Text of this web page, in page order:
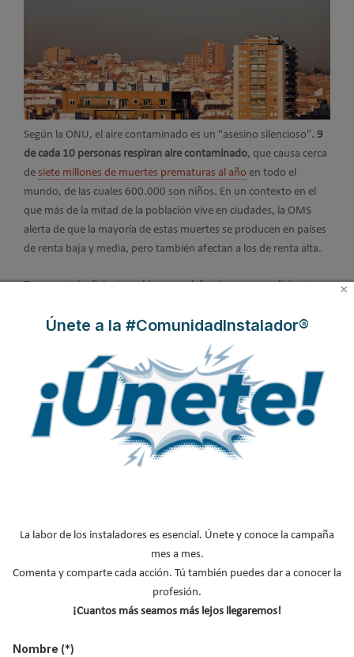
Según la ONU, el aire contaminado es un "asesino silencioso". 9
de cada 10 personas respiran aire contaminado, que causa cerca
de siete millones de muertes prematuras al año en todo el
mundo, de las cuales 600.000 son niños. En un contexto en el
que más de la mitad de la población vive en ciudades, la OMS
alerta de que la mayoría de estas muertes se producen en países
de renta baja y media, pero también afectan a los de renta alta.
Transporte ineficiente, calderas y calefacciones poco eficientes,
principales focos de contaminación urbanos.El aire de baja
calidad es una de las causas de enfermedades crónicas graves
como el asma, los problemas cardiovasculares y el cáncer de
pulmón.
Leer más ...
virus con unidades de
tratamiento de aire con
intercambiador rotativo
Publicado en Ventilación y CAI 08 Mar 2022
×
Únete a la #ComunidadInstalador®
La labor de los instaladores es esencial. Únete y conoce la campaña
mes a mes.
Comenta y comparte cada acción. Tú también puedes dar a conocer la
profesión.
¡Cuantos más seamos más lejos llegaremos!
Nombre (*)